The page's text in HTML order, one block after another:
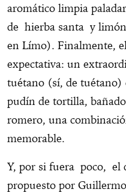
aromático limpia
de hierba santa y
en Límo). Finalmente,
expectativa: un
tuétano (sí, de tuétano)
pudín de tortilla,
romero, una
memorable.
Y, por si fuera poco, el
propuesto por